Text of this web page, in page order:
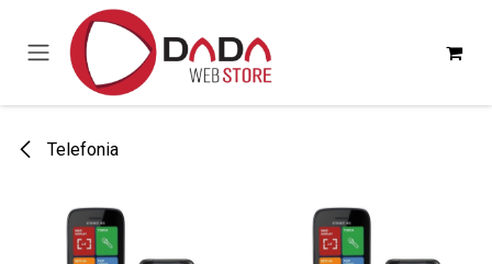
Passa al contenuto
Telefonia